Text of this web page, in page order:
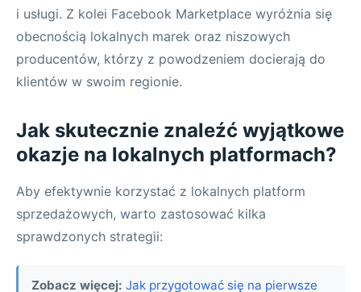
i usługi. Z kolei Facebook Marketplace wyróżnia się
obecnością lokalnych marek oraz niszowych
producentów, którzy z powodzeniem docierają do
klientów w swoim regionie.
Jak skutecznie znaleźć wyjątkowe
okazje na lokalnych platformach?
Aby efektywnie korzystać z lokalnych platform
sprzedażowych, warto zastosować kilka
sprawdzonych strategii:
Zobacz więcej: Jak przygotować się na pierwsze